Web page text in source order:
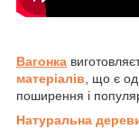
Вагонка
матеріалів , що є
поширення і
Натуральна